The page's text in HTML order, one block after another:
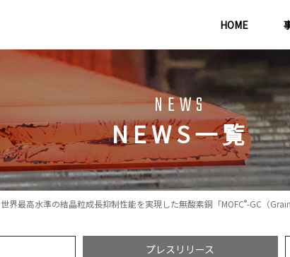
HOME
NEWS
NEWS一覧
世界最高水準の結晶粒成長抑制性能を実現した無酸素銅「MOFC®️-GC（
プレスリリース